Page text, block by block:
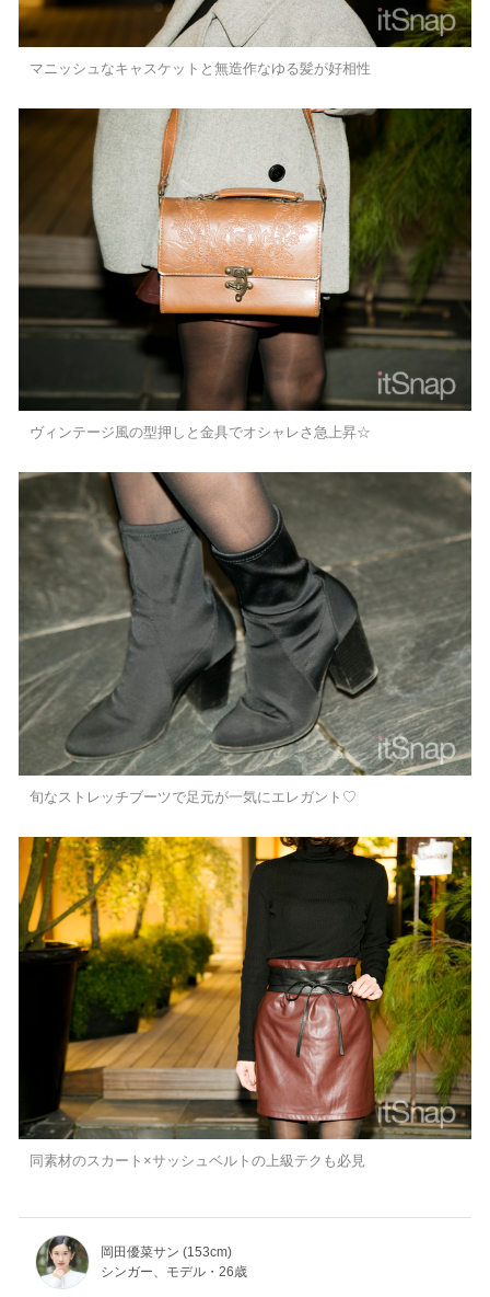
マニッシュなキャスケットと無造作なゆる髪が好相性
ヴィンテージ風の型押しと金具でオシャレさ急上昇☆
旬なストレッチブーツで足元が一気にエレガント♡
同素材のスカート×サッシュベルトの上級テクも必見
岡田優菜サン (153cm)
シンガー、モデル・26歳